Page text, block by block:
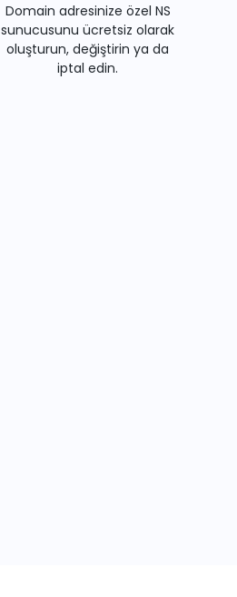
Domain adresinize özel NS
sunucusunu ücretsiz olarak
oluşturun, değiştirin ya da
iptal edin.